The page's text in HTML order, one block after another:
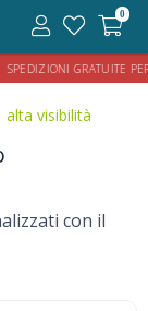
GRATUITE PER
0
alta visibilità
con il